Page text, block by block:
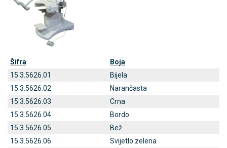
Šifra
Boja
15.3.5626.01
Bijela
15.3.5626.02
Narančasta
15.3.5626.03
Crna
15.3.5626.04
Bordo
15.3.5626.05
Bež
15.3.5626.06
Svijetlo zelena